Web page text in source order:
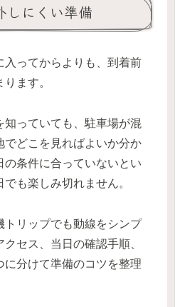
しにくい準備
入ってからよりも、到着前
ます。
知っていても、駐車場が混
でどこを見ればよいか分か
の条件に合っていないとい
も楽しみ切れません。
トリップでも動線をシンプ
セス、当日の確認手順、
分けて準備のコツを整理